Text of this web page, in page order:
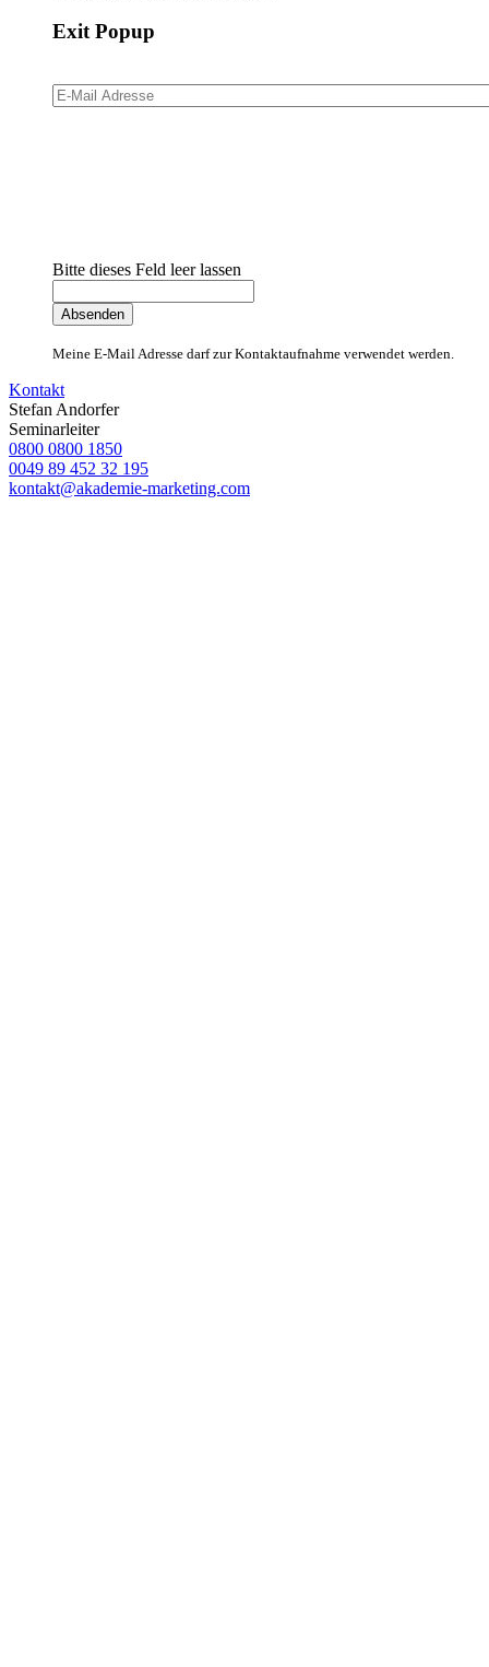
Exit Popup
Bitte dieses Feld leer lassen
Meine E-Mail Adresse darf zur Kontaktaufnahme verwendet werden.
Kontakt
Stefan Andorfer
Seminarleiter
0800 0800 1850
0049 89 452 32 195
kontakt@akademie-marketing.com